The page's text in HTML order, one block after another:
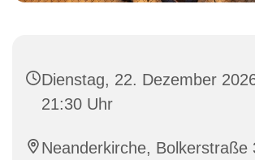
Dienstag, 22. Dezember
21:30 Uhr
Neanderkirche, Bolkerstraße